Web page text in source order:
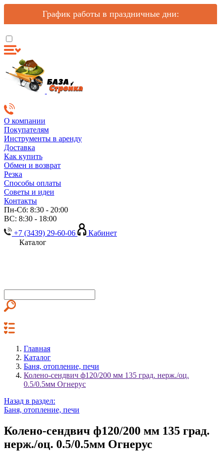
График работы в праздничные дни:
О компании
Покупателям
Инструменты в аренду
Доставка
Как купить
Обмен и возврат
Резка
Способы оплаты
Советы и идеи
Контакты
Пн-Сб: 8:30 - 20:00
ВС: 8:30 - 18:00
+7 (3439) 29-60-06
Кабинет
Каталог
Главная
Каталог
Баня, отопление, печи
Колено-сендвич ф120/200 мм 135 град. нерж./оц.
0.5/0.5мм Огнерус
Назад в раздел:
Баня, отопление, печи
Колено-сендвич ф120/200 мм 135 град.
нерж./оц. 0.5/0.5мм Огнерус